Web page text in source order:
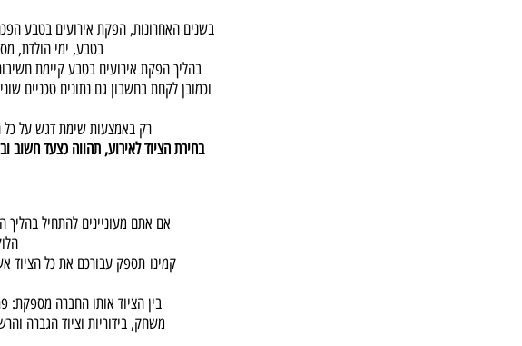
בשנים האחרונות, הפקת אירועים בטבע
בטבע, ימי הולדת,
בהליך הפקת אירועים בטבע קיימת
וכמובן לקחת בחשבון גם נתונים טכניים
רק באמצעות שימת דגש על כל
בחירת הציוד לאירוע, תהווה כצעד
אם אתם מעוניינים להתחיל בהליך
קמינו תספק עבורכם את כל הציוד
בין הציוד אותו החברה מספקת:
משחק, בידוריות וציוד הגברה